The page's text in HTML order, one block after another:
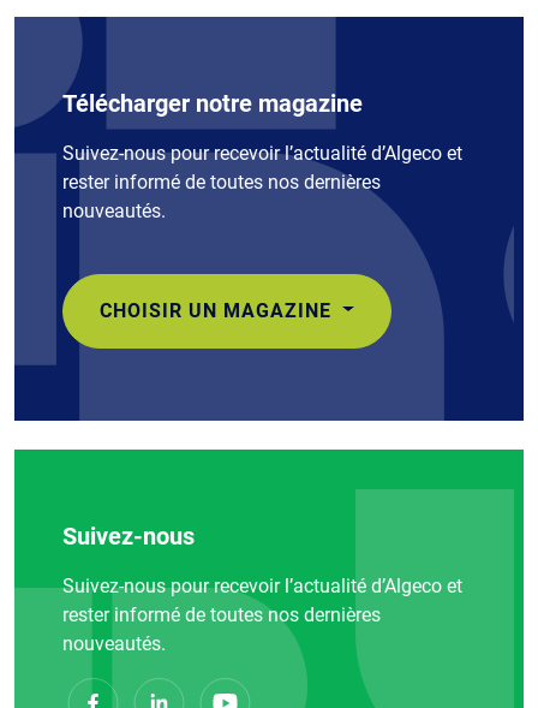
Télécharger notre magazine
Suivez-nous pour recevoir l’actualité d’Algeco et
rester informé de toutes nos dernières
nouveautés.
CHOISIR UN MAGAZINE
Suivez-nous
Suivez-nous pour recevoir l’actualité d’Algeco et
rester informé de toutes nos dernières
nouveautés.